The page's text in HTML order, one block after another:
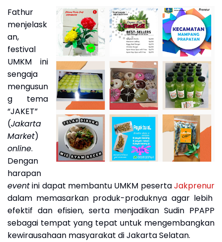
Fathur
menjelask
an,
festival
UMKM ini
sengaja
mengusun
g tema
“JAKET”
(Jakarta
Market)
online.
Dengan
harapan
eventini dapat membantu UMKM pesertaJakprenur
dalam memasarkan produk-produknya agar lebih
efektif dan efisien, serta menjadikan Sudin PPAPP
sebagai tempat yang tepat untuk mengembangkan
kewirausahaan masyarakat di Jakarta Selatan.